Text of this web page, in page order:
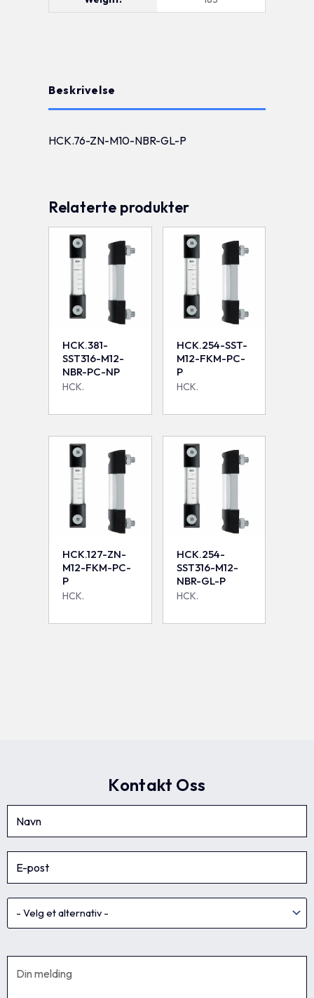
Beskrivelse
HCK.76-ZN-M10-NBR-GL-P
Relaterte produkter
HCK.381-
SST316-M12-
NBR-PC-NP
HCK.
HCK.254-SST-
M12-FKM-PC-
P
HCK.
HCK.127-ZN-
M12-FKM-PC-
P
HCK.
HCK.254-
SST316-M12-
NBR-GL-P
HCK.
Kontakt Oss